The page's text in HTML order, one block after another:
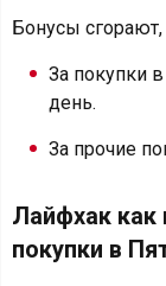
Бонусы
За покупки
день.
За прочие
Лайфхак
покупки в